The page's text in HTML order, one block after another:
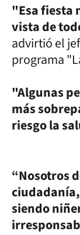
"Esa fiesta
vista de
advirtió el
programa
"Algunas
más
riesgo la
“Nosotros
siendo